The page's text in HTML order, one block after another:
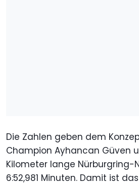
Die Zahlen geben dem
Champion Ayhancan Güven
Kilometer lange Nürburgring-
6:52,981 Minuten. Damit ist